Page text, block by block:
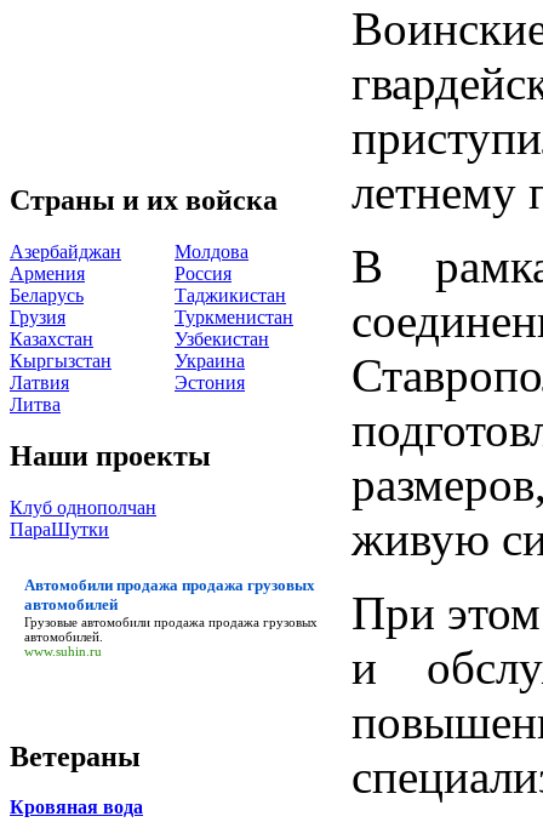
Страны и их войска
Азербайджан
Армения
Беларусь
Грузия
Казахстан
Кыргызстан
Латвия
Литва
Молдова
Россия
Таджикистан
Туркменистан
Узбекистан
Украина
Эстония
Наши проекты
Клуб однополчан
ПараШутки
Автомобили продажа продажа грузовых
автомобилей
Грузовые автомобили продажа продажа грузовых
автомобилей.
www.suhin.ru
Ветераны
Кровяная вода
летнему
В
живую
При
и